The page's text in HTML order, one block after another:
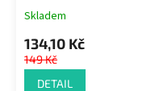
Skladem
134,10 Kč
149 Kč
DETAIL